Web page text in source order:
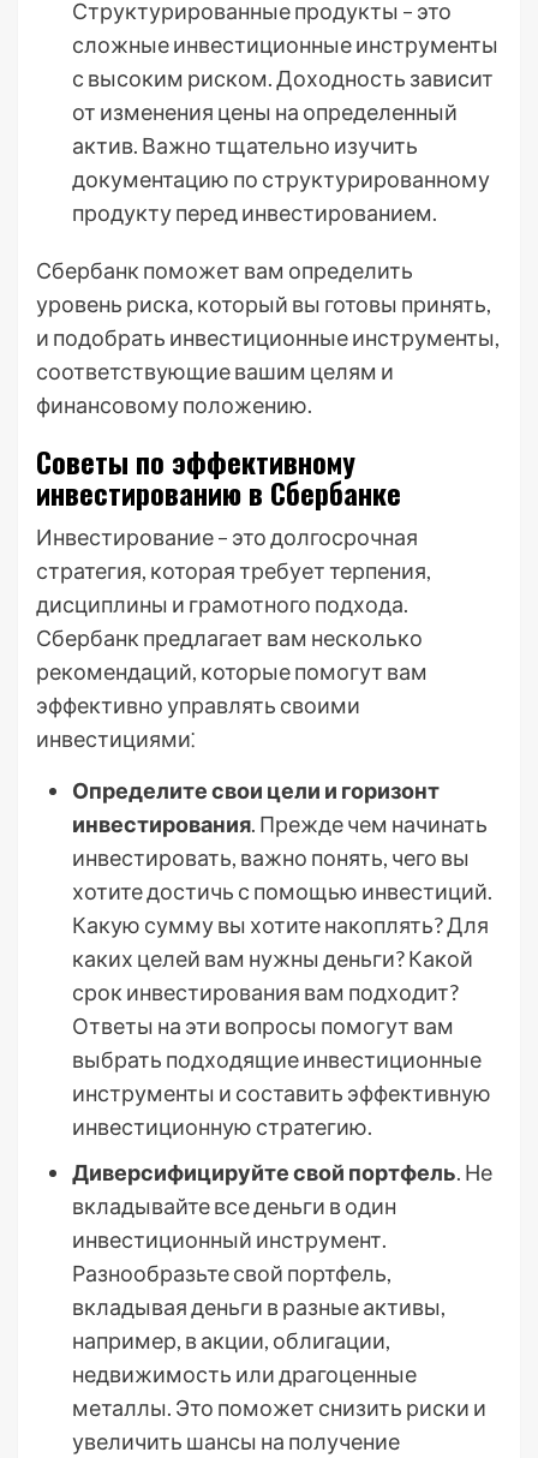
Структурированные продукты – это
сложные инвестиционные инструменты
с высоким риском. Доходность зависит
от изменения цены на определенный
актив. Важно тщательно изучить
документацию по структурированному
продукту перед инвестированием.
Сбербанк поможет вам определить
уровень риска, который вы готовы принять,
и подобрать инвестиционные инструменты,
соответствующие вашим целям и
финансовому положению.
Советы по эффективному
инвестированию в Сбербанке
Инвестирование – это долгосрочная
стратегия, которая требует терпения,
дисциплины и грамотного подхода.
Сбербанк предлагает вам несколько
рекомендаций, которые помогут вам
эффективно управлять своими
инвестициями⁚
Определите свои цели и горизонт
инвестирования. Прежде чем начинать
инвестировать, важно понять, чего вы
хотите достичь с помощью инвестиций.
Какую сумму вы хотите накоплять? Для
каких целей вам нужны деньги? Какой
срок инвестирования вам подходит?
Ответы на эти вопросы помогут вам
выбрать подходящие инвестиционные
инструменты и составить эффективную
инвестиционную стратегию.
Диверсифицируйте свой портфель. Не
вкладывайте все деньги в один
инвестиционный инструмент.
Разнообразьте свой портфель,
вкладывая деньги в разные активы,
например, в акции, облигации,
недвижимость или драгоценные
металлы. Это поможет снизить риски и
увеличить шансы на получение